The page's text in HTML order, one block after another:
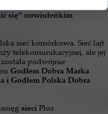
się” nowiuteńkim
sieć komórkowa. Sieć lajt
telekomunikacyjnej, ale jej
podwójnie
Godłem Dobra Marka
i Godłem Polska Dobra
sieciPlus